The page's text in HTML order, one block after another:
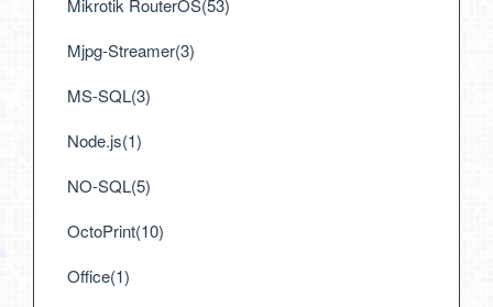
Mikrotik RouterOS(53)
Mjpg-Streamer(3)
MS-SQL(3)
Node.js(1)
NO-SQL(5)
OctoPrint(10)
Office(1)